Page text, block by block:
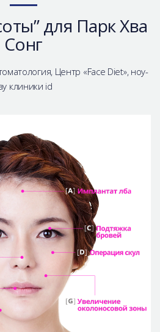
для Парк Хва
Сонг
Центр «Face Diet», ноу-
клиники id